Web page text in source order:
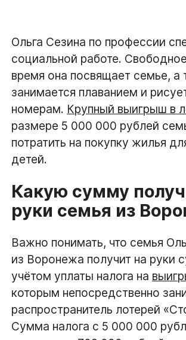
Ольга Сезина по профессии
социальной работе.
время она посвящает семье, а
занимается плаванием и
номерам. Крупный выигрыш в
размере 5 000 000 рублей
потратить на покупку жилья
детей.
Какую сумму
руки семья из
Важно понимать, что семья
из Воронежа получит на руки
учётом уплаты налога на
которым непосредственно
распространитель лотерей
Сумма налога с 5 000 000